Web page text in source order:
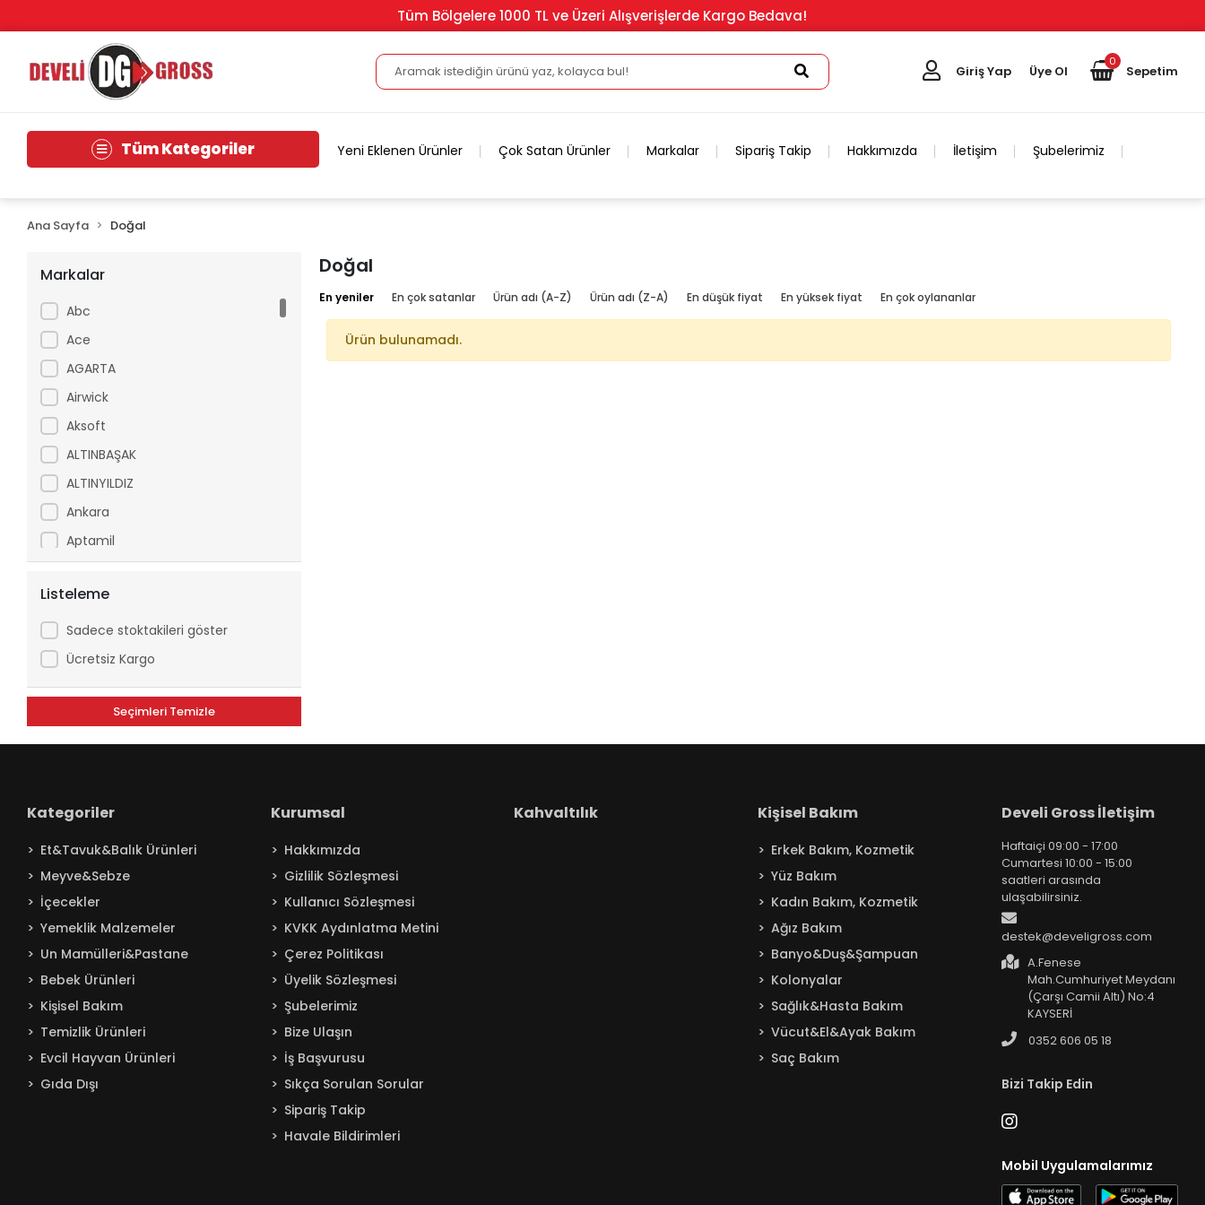
Tüm Bölgelere 1000 TL ve Üzeri Alışverişlerde Kargo Bedava!
Giriş Yap Üye Ol
0
Sepetim
Tüm Kategoriler Yeni Eklenen Ürünler Çok Satan Ürünler Markalar Sipariş Takip Hakkımızda İletişim Şubelerimiz
Ana Sayfa Doğal
Markalar
Abc
Ace
AGARTA
Airwick
Aksoft
ALTINBAŞAK
ALTINYILDIZ
Ankara
Aptamil
Ariel
Arko
Asperox
ASSE
ATILGAN
Avşar
Baby Turco
Badem
Bağdat
Bebelac
Beta
Beyaz
BEYPAZARI
Bingo
Listeleme
Sadece stoktakileri göster
Ücretsiz Kargo
Seçimleri Temizle
Doğal
En yeniler En çok satanlar Ürün adı (A-Z) Ürün adı (Z-A) En düşük fiyat En yüksek fiyat En çok oylananlar
Ürün bulunamadı.
Kategoriler
Et&Tavuk&Balık Ürünleri
Meyve&Sebze
İçecekler
Yemeklik Malzemeler
Un Mamülleri&Pastane
Bebek Ürünleri
Kişisel Bakım
Temizlik Ürünleri
Evcil Hayvan Ürünleri
Gıda Dışı
Kurumsal
Hakkımızda
Gizlilik Sözleşmesi
Kullanıcı Sözleşmesi
KVKK Aydınlatma Metini
Çerez Politikası
Üyelik Sözleşmesi
Şubelerimiz
Bize Ulaşın
İş Başvurusu
Sıkça Sorulan Sorular
Sipariş Takip
Havale Bildirimleri
Kahvaltılık Kişisel Bakım
Erkek Bakım, Kozmetik
Yüz Bakım
Kadın Bakım, Kozmetik
Ağız Bakım
Banyo&Duş&Şampuan
Kolonyalar
Sağlık&Hasta Bakım
Vücut&El&Ayak Bakım
Saç Bakım
Develi Gross İletişim
Haftaiçi 09:00 - 17:00
Cumartesi 10:00 - 15:00
saatleri arasında
ulaşabilirsiniz.
destek@develigross.com
A.Fenese
Mah.Cumhuriyet Meydanı
(Çarşı Camii Altı) No:4
KAYSERİ
0352 606 05 18
Bizi Takip Edin
Mobil Uygulamalarımız